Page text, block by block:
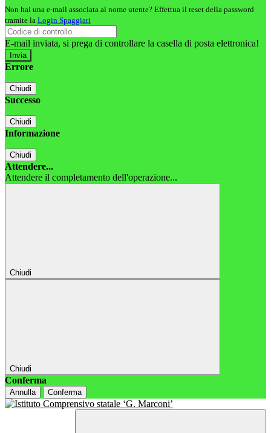
Non hai una e-mail associata al nome utente? Effettua il reset della password
tramite la Login Spaggiari
E-mail inviata, si prega di controllare la casella di posta elettronica!
Errore
Chiudi
Successo
Chiudi
Informazione
Chiudi
Attendere...
Attendere il completamento dell'operazione...
Chiudi
Chiudi
Conferma
Annulla Conferma